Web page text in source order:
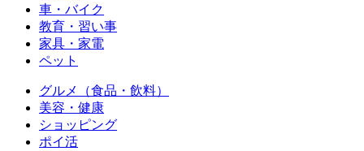
車・バイク
教育・習い事
家具・家電
ペット
グルメ（食品・飲料）
美容・健康
ショッピング
ポイ活